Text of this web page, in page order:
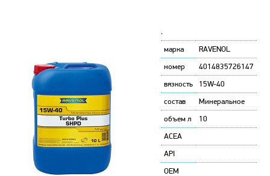
'
марка
RAVENOL
номер
4014835726147
вязкость
15W-40
состав
Минеральное
объем л
10
ACEA
API
OEM